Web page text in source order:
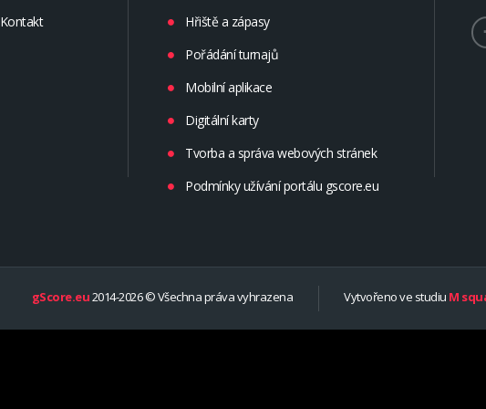
Kontakt
Hřiště a zápasy
Pořádání turnajů
Mobilní aplikace
Digitální karty
Tvorba a správa webových stránek
Podmínky užívání portálu gscore.eu
gScore.eu2014-2026 © Všechna práva vyhrazena Vytvořeno ve studiu M